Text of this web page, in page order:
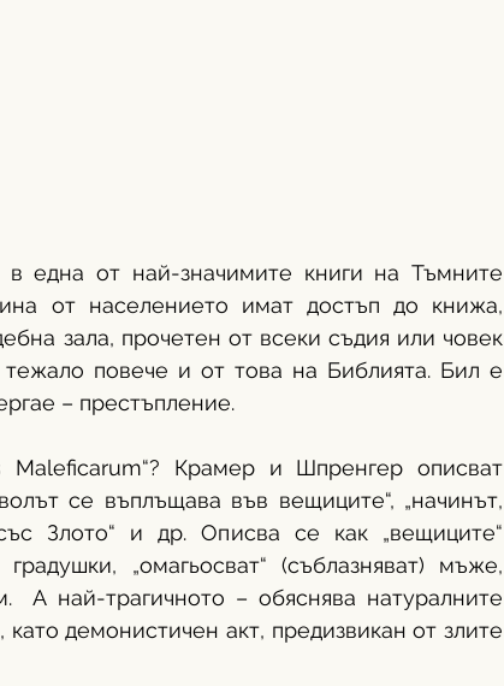
една от най-значимите книги на Тъмните
от населението имат достъп до книжа,
зала, прочетен от всеки съдия или човек
повече и от това на Библията. Бил е
– престъпление.
Крамер и Шпренгер описват
се въплъщава във вещиците“, „начинът,
Злото“ и др. Описва се как „вещиците“
„омагьосват“ (съблазняват) мъже,
А най-трагичното – обяснява натуралните
демонистичен акт, предизвикан от злите